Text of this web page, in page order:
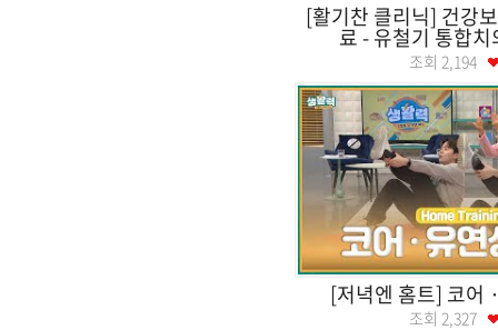
[활기찬 클리닉] 건강
료 - 유철기 통합
조회 2,194
[저녁엔 홈트] 코어
조회 2,327